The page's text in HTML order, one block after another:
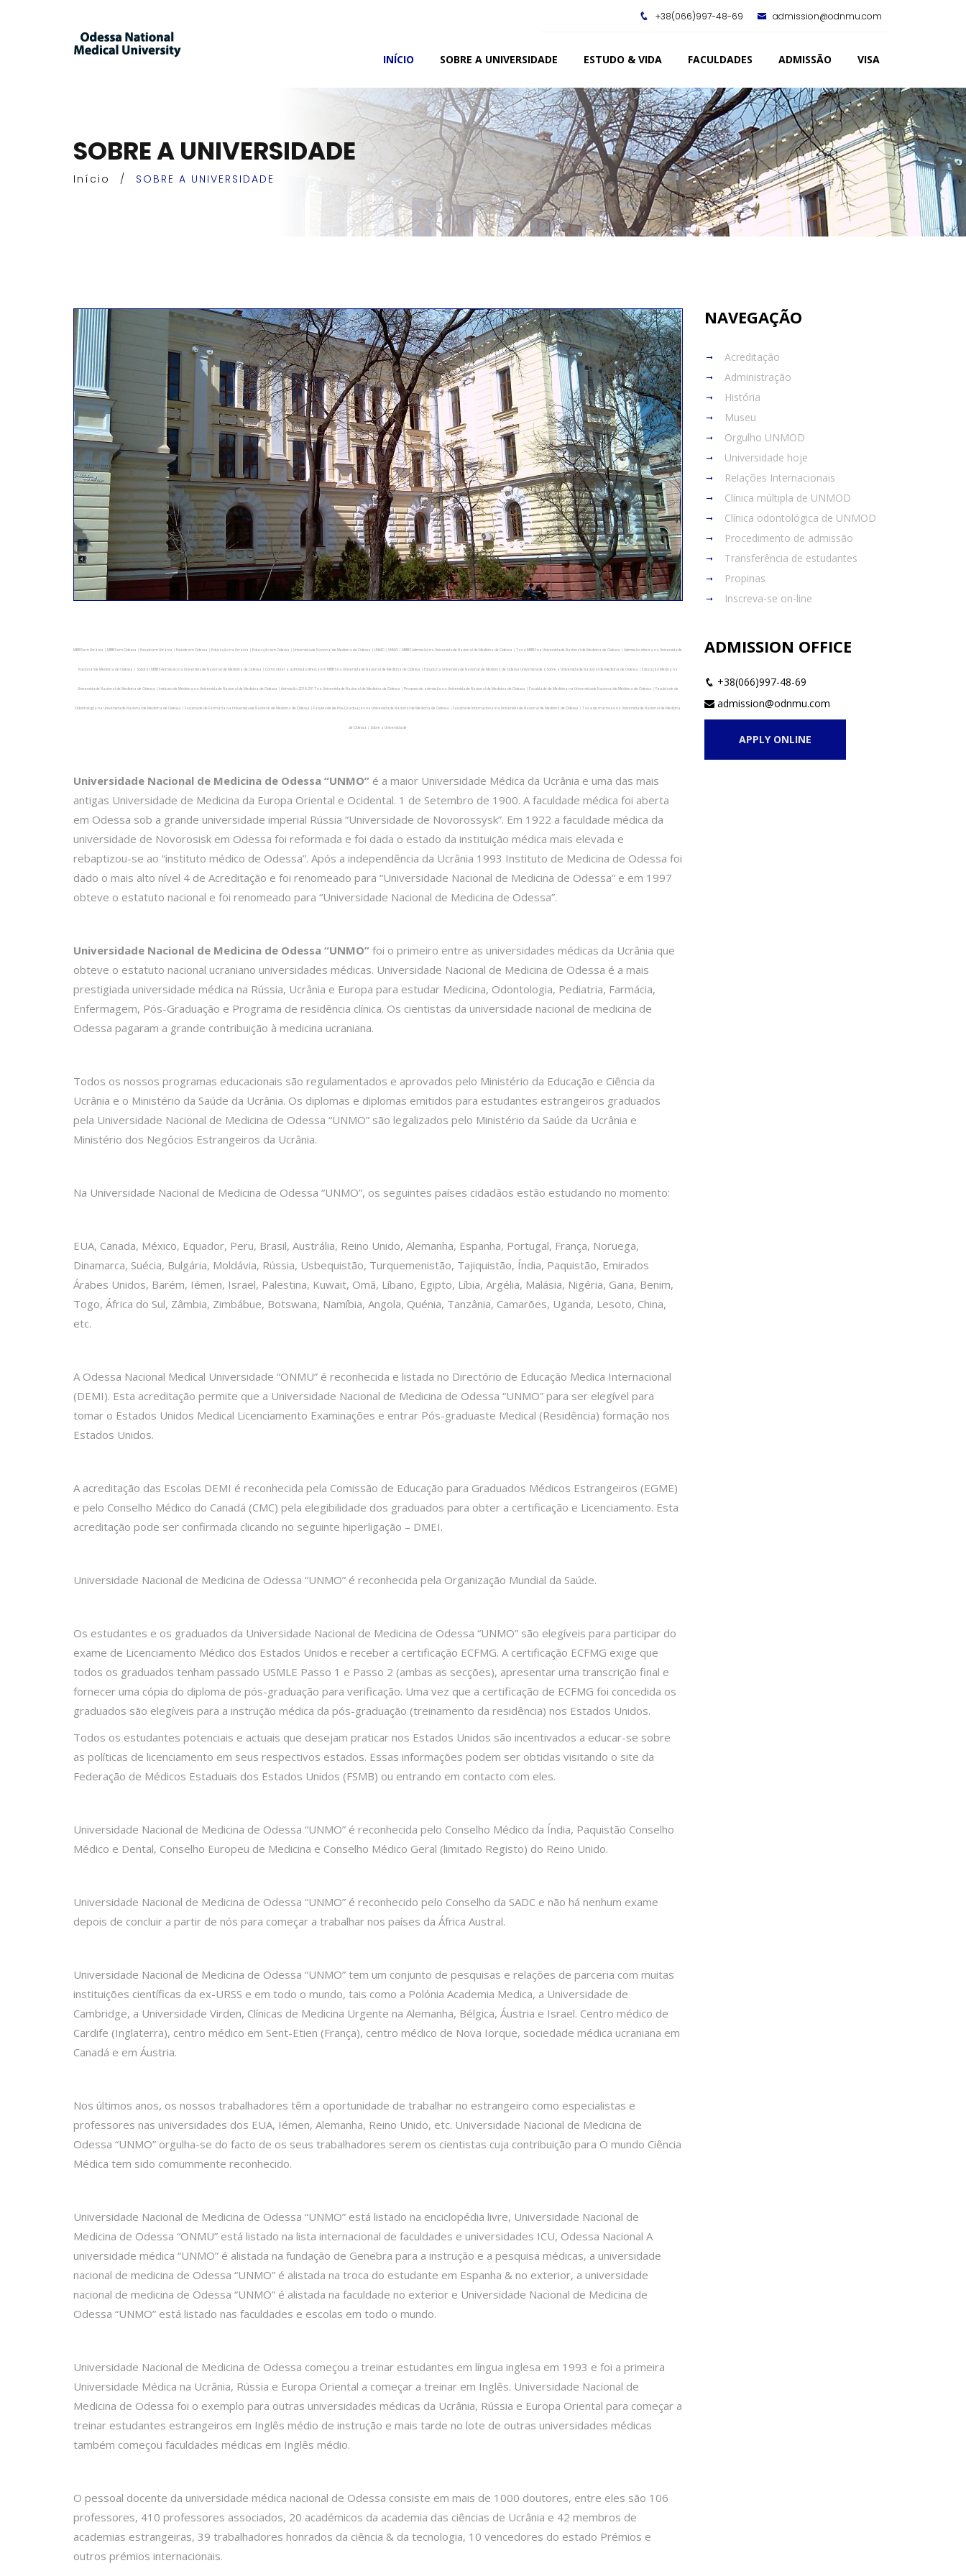
+38(066)997-48-69 admission@odnmu.com
INÍCIO SOBRE A UNIVERSIDADE ESTUDO & VIDA FACULDADES ADMISSÃO VISA
SOBRE A UNIVERSIDADE
Início / SOBRE A UNIVERSIDADE
MBBS em Ucrânia | MBBS em Odessa | Estudo em Ucrânia | Estude em Odessa | Educação na Ucrânia | Educação em Odessa | Universidade Nacional de Medicina de Odessa | UNMO | UNMO | MBBS Admissão na Universidade Nacional de Medicina de Odessa | Taxa MBBS na Universidade Nacional de Medicina de Odessa | Admissão directa na Universidade
Nacional de Medicina de Odessa | Solicitar MBBS Admissão na Universidade Nacional de Medicina de Odessa | Como obter a admissão directa em MBBS na Universidade Nacional de Medicina de Odessa | Estudo na Universidade Nacional de Medicina de Odessa Universidade | Sobre a Universidade Nacional de Medicina de Odessa | Educação Medica na
Universidade Nacional de Medicina de Odessa | Instituto de Medicina na Universidade Nacional de Medicina de Odessa | Admissão 2016 2017 na Universidade Nacional de Medicina de Odessa | Processo de admissão na Universidade Nacional de Medicina de Odessa | Faculdade de Medicina na Universidade Nacional de Medicina de Odessa | Faculdade de
Odontologia na Universidade Nacional de Medicina de Odessa | Faculdade de Farmácia na Universidade Nacional de Medicina de Odessa | Faculdade de Pós-Graduação na Universidade Nacional de Medicina de Odessa | Faculdade Internacional na Universidade Nacional de Medicina de Odessa | Taxa de matrícula na Universidade Nacional de Medicina
de Odessa | Sobre a Universidade
Universidade Nacional de Medicina de Odessa “UNMO” é a maior Universidade Médica da Ucrânia e uma das mais
antigas Universidade de Medicina da Europa Oriental e Ocidental. 1 de Setembro de 1900. A faculdade médica foi aberta
em Odessa sob a grande universidade imperial Rússia “Universidade de Novorossysk”. Em 1922 a faculdade médica da
universidade de Novorosisk em Odessa foi reformada e foi dada o estado da instituição médica mais elevada e
rebaptizou-se ao “instituto médico de Odessa”. Após a independência da Ucrânia 1993 Instituto de Medicina de Odessa foi
dado o mais alto nível 4 de Acreditação e foi renomeado para “Universidade Nacional de Medicina de Odessa” e em 1997
obteve o estatuto nacional e foi renomeado para “Universidade Nacional de Medicina de Odessa”.
Universidade Nacional de Medicina de Odessa “UNMO” foi o primeiro entre as universidades médicas da Ucrânia que
obteve o estatuto nacional ucraniano universidades médicas. Universidade Nacional de Medicina de Odessa é a mais
prestigiada universidade médica na Rússia, Ucrânia e Europa para estudar Medicina, Odontologia, Pediatria, Farmácia,
Enfermagem, Pós-Graduação e Programa de residência clínica. Os cientistas da universidade nacional de medicina de
Odessa pagaram a grande contribuição à medicina ucraniana.
Todos os nossos programas educacionais são regulamentados e aprovados pelo Ministério da Educação e Ciência da
Ucrânia e o Ministério da Saúde da Ucrânia. Os diplomas e diplomas emitidos para estudantes estrangeiros graduados
pela Universidade Nacional de Medicina de Odessa “UNMO” são legalizados pelo Ministério da Saúde da Ucrânia e
Ministério dos Negócios Estrangeiros da Ucrânia.
Na Universidade Nacional de Medicina de Odessa “UNMO”, os seguintes países cidadãos estão estudando no momento:
EUA, Canada, México, Equador, Peru, Brasil, Austrália, Reino Unido, Alemanha, Espanha, Portugal, França, Noruega,
Dinamarca, Suécia, Bulgária, Moldávia, Rússia, Usbequistão, Turquemenistão, Tajiquistão, Índia, Paquistão, Emirados
Árabes Unidos, Barém, Iémen, Israel, Palestina, Kuwait, Omã, Líbano, Egipto, Líbia, Argélia, Malásia, Nigéria, Gana, Benim,
Togo, África do Sul, Zâmbia, Zimbábue, Botswana, Namíbia, Angola, Quénia, Tanzânia, Camarões, Uganda, Lesoto, China,
etc.
A Odessa Nacional Medical Universidade “ONMU” é reconhecida e listada no Directório de Educação Medica Internacional
(DEMI). Esta acreditação permite que a Universidade Nacional de Medicina de Odessa “UNMO” para ser elegível para
tomar o Estados Unidos Medical Licenciamento Examinações e entrar Pós-graduaste Medical (Residência) formação nos
Estados Unidos.
A acreditação das Escolas DEMI é reconhecida pela Comissão de Educação para Graduados Médicos Estrangeiros (EGME)
e pelo Conselho Médico do Canadá (CMC) pela elegibilidade dos graduados para obter a certificação e Licenciamento. Esta
acreditação pode ser confirmada clicando no seguinte hiperligação – DMEI.
Universidade Nacional de Medicina de Odessa “UNMO” é reconhecida pela Organização Mundial da Saúde.
Os estudantes e os graduados da Universidade Nacional de Medicina de Odessa “UNMO” são elegíveis para participar do
exame de Licenciamento Médico dos Estados Unidos e receber a certificação ECFMG. A certificação ECFMG exige que
todos os graduados tenham passado USMLE Passo 1 e Passo 2 (ambas as secções), apresentar uma transcrição final e
fornecer uma cópia do diploma de pós-graduação para verificação. Uma vez que a certificação de ECFMG foi concedida os
graduados são elegíveis para a instrução médica da pós-graduação (treinamento da residência) nos Estados Unidos.
Todos os estudantes potenciais e actuais que desejam praticar nos Estados Unidos são incentivados a educar-se sobre
as políticas de licenciamento em seus respectivos estados. Essas informações podem ser obtidas visitando o site da
Federação de Médicos Estaduais dos Estados Unidos (FSMB) ou entrando em contacto com eles.
Universidade Nacional de Medicina de Odessa “UNMO” é reconhecida pelo Conselho Médico da Índia, Paquistão Conselho
Médico e Dental, Conselho Europeu de Medicina e Conselho Médico Geral (limitado Registo) do Reino Unido.
Universidade Nacional de Medicina de Odessa “UNMO” é reconhecido pelo Conselho da SADC e não há nenhum exame
depois de concluir a partir de nós para começar a trabalhar nos países da África Austral.
Universidade Nacional de Medicina de Odessa “UNMO” tem um conjunto de pesquisas e relações de parceria com muitas
instituições científicas da ex-URSS e em todo o mundo, tais como a Polónia Academia Medica, a Universidade de
Cambridge, a Universidade Virden, Clínicas de Medicina Urgente na Alemanha, Bélgica, Áustria e Israel. Centro médico de
Cardife (Inglaterra), centro médico em Sent-Etien (França), centro médico de Nova Iorque, sociedade médica ucraniana em
Canadá e em Áustria.
Nos últimos anos, os nossos trabalhadores têm a oportunidade de trabalhar no estrangeiro como especialistas e
professores nas universidades dos EUA, Iémen, Alemanha, Reino Unido, etc. Universidade Nacional de Medicina de
Odessa “UNMO” orgulha-se do facto de os seus trabalhadores serem os cientistas cuja contribuição para O mundo Ciência
Médica tem sido comummente reconhecido.
Universidade Nacional de Medicina de Odessa “UNMO” está listado na enciclopédia livre, Universidade Nacional de
Medicina de Odessa “ONMU” está listado na lista internacional de faculdades e universidades ICU, Odessa Nacional A
universidade médica “UNMO” é alistada na fundação de Genebra para a instrução e a pesquisa médicas, a universidade
nacional de medicina de Odessa “UNMO” é alistada na troca do estudante em Espanha & no exterior, a universidade
nacional de medicina de Odessa “UNMO” é alistada na faculdade no exterior e Universidade Nacional de Medicina de
Odessa “UNMO” está listado nas faculdades e escolas em todo o mundo.
Universidade Nacional de Medicina de Odessa começou a treinar estudantes em língua inglesa em 1993 e foi a primeira
Universidade Médica na Ucrânia, Rússia e Europa Oriental a começar a treinar em Inglês. Universidade Nacional de
Medicina de Odessa foi o exemplo para outras universidades médicas da Ucrânia, Rússia e Europa Oriental para começar a
treinar estudantes estrangeiros em Inglês médio de instrução e mais tarde no lote de outras universidades médicas
também começou faculdades médicas em Inglês médio.
O pessoal docente da universidade médica nacional de Odessa consiste em mais de 1000 doutores, entre eles são 106
professores, 410 professores associados, 20 académicos da academia das ciências de Ucrânia e 42 membros de
academias estrangeiras, 39 trabalhadores honrados da ciência & da tecnologia, 10 vencedores do estado Prémios e
outros prémios internacionais.
NAVEGAÇÃO
Acreditação
Administração
História
Museu
Orgulho UNMOD
Universidade hoje
Relações Internacionais
Clínica múltipla de UNMOD
Clínica odontológica de UNMOD
Procedimento de admissão
Transferência de estudantes
Propinas
Inscreva-se on-line
ADMISSION OFFICE
+38(066)997-48-69
admission@odnmu.com
APPLY ONLINE